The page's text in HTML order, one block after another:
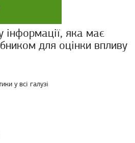
інформації, яка має
для оцінки впливу
у всі галузі